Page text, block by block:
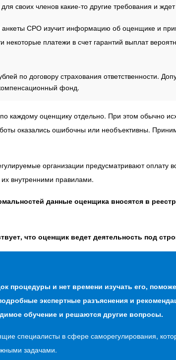
своих членов какие-то другие требования и
СРО изучит информацию об оценщике и
некоторые платежи в счет гарантий выплат
по договору страхования ответственности.
фонд.
каждому оценщику отдельно. При этом обычно
оказались ошибочны или необъективны.
организации предусматривают оплату
внутренними правилами.
данные оценщика вносятся в
что оценщик ведет деятельность под
процедуры и нет времени изучать его,
экспертные разъяснения и
обучение и решаются другие вопросы.
специалисты в сфере саморегулирования,
задачами.